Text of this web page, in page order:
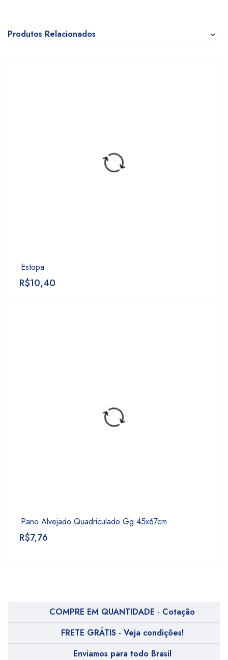
Produtos Relacionados
Estopa
R$10,40
Pano Alvejado Quadriculado Gg 45x67cm
R$7,76
COMPRE EM QUANTIDADE - Cotação
FRETE GRÁTIS - Veja condições!
Enviamos para todo Brasil